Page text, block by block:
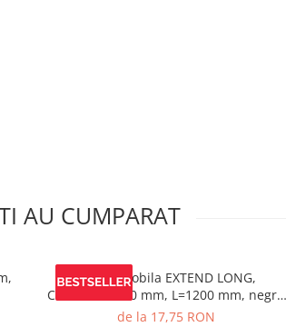
AU CUMPARAT
Maner mobila EXTEND LONG,
C=224/448/480 mm, L=1200 mm, negru
mat
de la 17,75 RON